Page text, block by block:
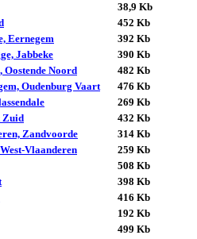
38,9 Kb
452 Kb
Eernegem
392 Kb
Jabbeke
390 Kb
Oostende Noord
482 Kb
Oudenburg Vaart
476 Kb
269 Kb
Zuid
432 Kb
Zandvoorde
314 Kb
Vlaanderen
259 Kb
508 Kb
398 Kb
416 Kb
192 Kb
499 Kb